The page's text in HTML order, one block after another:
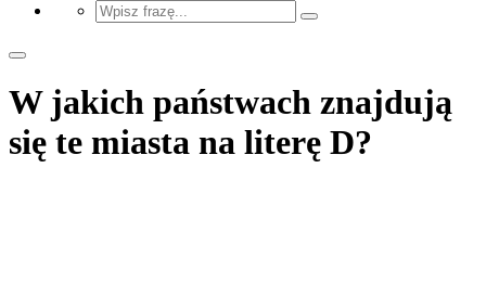
W jakich państwach znajdują
się te miasta na literę D?